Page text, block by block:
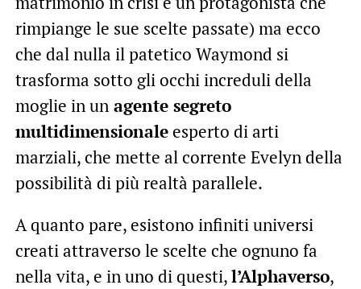
rimpiange le sue scelte passate) ma ecco
che dal nulla il patetico Waymond si
trasforma sotto gli occhi increduli della
moglie in unagente segreto
multidimensionaleesperto di arti
marziali, che mette al corrente Evelyn della
possibilità di più realtà parallele.
A quanto pare, esistono infiniti universi
creati attraverso le scelte che ognuno fa
nella vita, e in uno di questi,l’Alphaverso,